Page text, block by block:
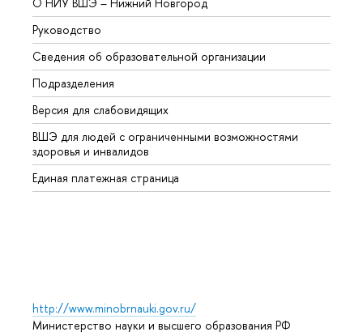
Руководство
Сведения об образовательной организации
Подразделения
Версия для слабовидящих
ВШЭ для людей с ограниченными возможностями
здоровья и инвалидов
Единая платежная страница
http://www.minobrnauki.gov.ru/
Министерство науки и высшего образования РФ